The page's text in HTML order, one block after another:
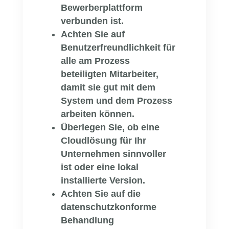
Bewerberplattform
verbunden ist.
Achten Sie auf
Benutzerfreundlichkeit für
alle am Prozess
beteiligten Mitarbeiter,
damit sie gut mit dem
System und dem Prozess
arbeiten können.
Überlegen Sie, ob eine
Cloudlösung für Ihr
Unternehmen sinnvoller
ist oder eine lokal
installierte Version.
Achten Sie auf die
datenschutzkonforme
Behandlung